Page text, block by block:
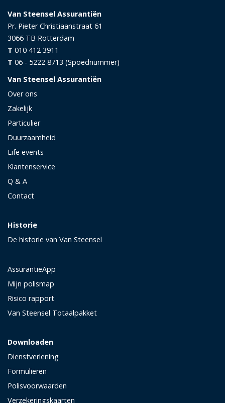
Van Steensel Assurantiën
Pr. Pieter Christiaanstraat 61
3066 TB Rotterdam
T 010 412 3911
T 06 - 5222 8713 (Spoednummer)
Van Steensel Assurantiën
Over ons
Zakelijk
Particulier
Duurzaamheid
Life events
Klantenservice
Q & A
Contact
Historie
De historie van Van Steensel
AssurantieApp
Mijn polismap
Risico rapport
Van Steensel Totaalpakket
Downloaden
Dienstverlening
Formulieren
Polisvoorwaarden
Verzekeringskaarten